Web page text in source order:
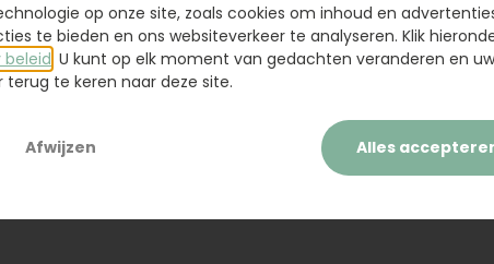
op onze site, zoals cookies om inhoud en
te bieden en ons websiteverkeer te analyseren. Klik
beleid . U kunt op elk moment van gedachten veranderen en uw
te keren naar deze site.
Alles
Afwijzen